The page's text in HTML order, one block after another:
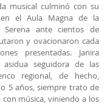
musical culminó con su
el Aula Magna de la
Serena ante cientos de
y ovacionaron cada
presentadas. Janira
seguidora de las
regional, de hecho,
5 años, siempre trato de
música, viniendo a los